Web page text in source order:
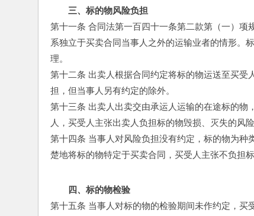
三、标的物风险负担
第十一条 合同法第一百四十一条第二款第（一）项
系独立于买卖合同当事人之外的运输业者的情形。
理。
第十二条 出卖人根据合同约定将标的物运送至买受
担，但当事人另有约定的除外。
第十三条 出卖人出卖交由承运人运输的在途标的
人，买受人主张出卖人负担标的物毁损、灭失的风
第十四条 当事人对风险负担没有约定，标的物为
楚地将标的物特定于买卖合同，买受人主张不负担
四、标的物检验
第十五条 当事人对标的物的检验期间未作约定，